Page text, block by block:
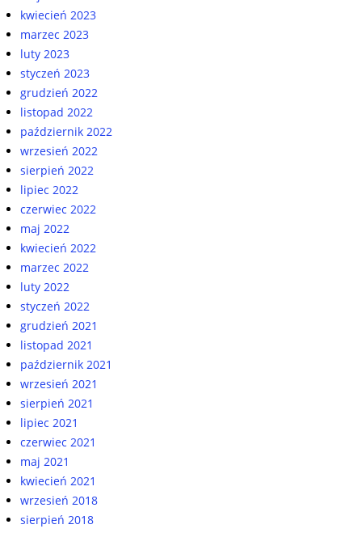
kwiecień 2023
marzec 2023
luty 2023
styczeń 2023
grudzień 2022
listopad 2022
październik 2022
wrzesień 2022
sierpień 2022
lipiec 2022
czerwiec 2022
maj 2022
kwiecień 2022
marzec 2022
luty 2022
styczeń 2022
grudzień 2021
listopad 2021
październik 2021
wrzesień 2021
sierpień 2021
lipiec 2021
czerwiec 2021
maj 2021
kwiecień 2021
wrzesień 2018
sierpień 2018